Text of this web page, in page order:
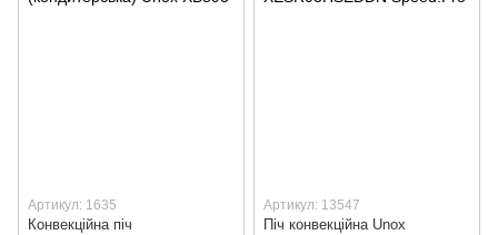
Артикул: 1635
Конвекційна піч
Артикул: 13547
Піч конвекційна Unox